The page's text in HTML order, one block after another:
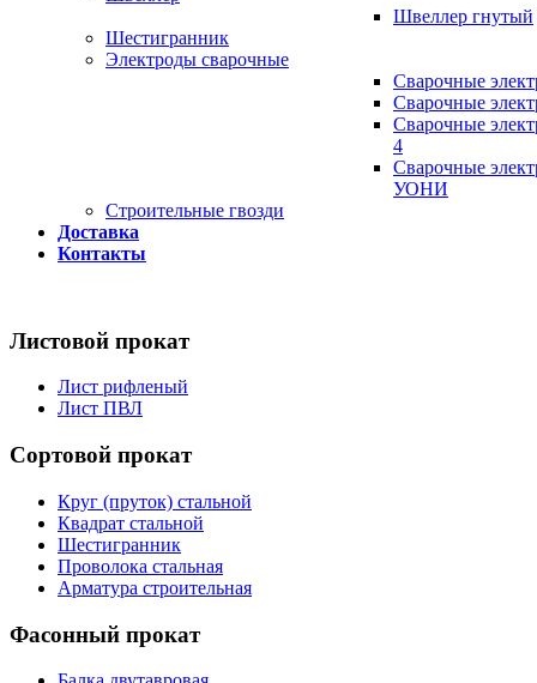
Швеллер гнутый
Шестигранник
Электроды сварочные
Сварочные
Сварочные
Сварочные
4
Сварочные
УОНИ
Строительные гвозди
Доставка
Контакты
Листовой прокат
Лист рифленый
Лист ПВЛ
Сортовой прокат
Круг (пруток) стальной
Квадрат стальной
Шестигранник
Проволока стальная
Арматура строительная
Фасонный прокат